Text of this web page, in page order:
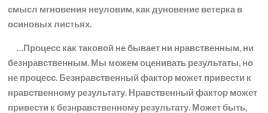
смысл мгновения неуловим, как дуновение ветерка в
осиновых листьях.
…Процесс как таковой не бывает ни нравственным, ни
безнравственным. Мы можем оценивать результаты, но
не процесс. Безнравственный фактор может привести к
нравственному результату. Нравственный фактор может
привести к безнравственному результату. Может быть,